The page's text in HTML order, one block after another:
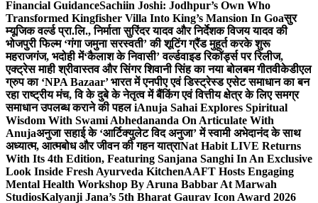
Financial GuidanceSachiin Joshi: Jodhpur’s Own Who
Transformed Kingfisher Villa Into King’s Mansion In Goaसुर
म्यूजिक वर्ल्ड प्रा.लि., निर्माता सुरिंदर यादव और निर्देशक विजय यादव की
भोजपुरी फिल्म ‘गंगा जमुना सरस्वती’ की शूटिंग ग्रैंड मुहूर्त करके शुरू
महराजगंज, भदोही में‘कैलाश के निवासी’ वर्ल्डवाइड रिकॉर्ड्स पर रिलीज,
एक्ट्रेस माही श्रीवास्तव और सिंगर शिवानी सिंह का नया बोलबम गीतवीकेडीएल
ग्रुप का ‘NPA Bazaar’ भारत में एनपीए एवं डिस्ट्रेस्ड एसेट समाधान का बन
रहा राष्ट्रीय मंच, वि के दुबे के नेतृत्व में बैंकिंग एवं वित्तीय क्षेत्र के लिए समग्र
समाधान उपलब्ध कराने की पहल iAnuja Sahai Explores Spiritual
Wisdom With Swami Abhedananda On Articulate With
Anujaअनुजा सहाई के ‘आर्टिक्युलेट विद अनुजा’ में स्वामी अभेदानंद के साथ
अध्यात्म, आत्मबोध और जीवन की गहन यात्राNat Habit LIVE Returns
With Its 4th Edition, Featuring Sanjana Sanghi In An Exclusive
Look Inside Fresh Ayurveda KitchenAAFT Hosts Engaging
Mental Health Workshop By Aruna Babbar At Marwah
StudiosKalyanji Jana’s 5th Bharat Gaurav Icon Award 2026